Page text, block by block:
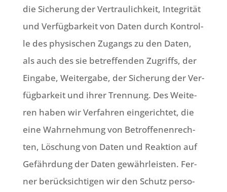
die Siche­rung der Ver­trau­lich­keit, Inte­gri­tät
und Ver­füg­bar­keit von Daten durch Kon­trol­
le des phy­si­schen Zugangs zu den Daten,
als auch des sie betref­fen­den Zugriffs, der
Ein­ga­be, Wei­ter­ga­be, der Siche­rung der Ver­
füg­bar­keit und ihrer Tren­nung. Des Wei­te­
ren haben wir Ver­fah­ren ein­ge­rich­tet, die
eine Wahr­neh­mung von Betrof­fe­nen­rech­
ten, Löschung von Daten und Reak­ti­on auf
Gefähr­dung der Daten gewähr­lei­sten. Fer­
ner berück­sich­ti­gen wir den Schutz per­so­